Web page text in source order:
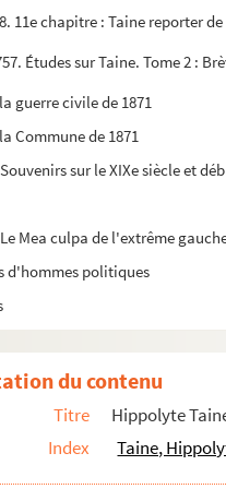
11e chapitre : Taine reporter
Études sur Taine. Tome 2 :
guerre civile de 1871
Commune de 1871
sur le XIXe siècle et
Mea culpa de l'extrême
d'hommes politiques
du contenu
Titre
Hippolyte
Index
Taine,